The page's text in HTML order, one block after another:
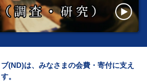
(ND)は、みなさまの会費・寄付に支え
。